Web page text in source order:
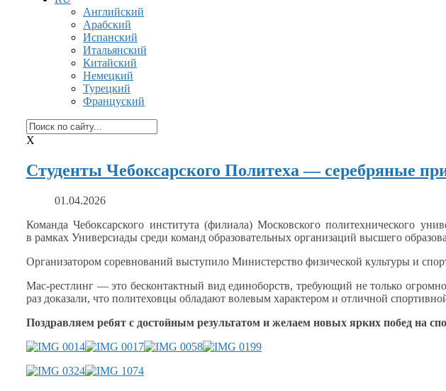
Английский
Арабский
Испанский
Итальянский
Китайский
Немецкий
Турецкий
Француский
X
Студенты Чебоксарского Политеха — серебряные
01.04.2026
Команда Чебоксарского института (филиала) Московского политехнического
в рамках Универсиады среди команд образовательных организаций высшего
Организатором соревнований выступило Министерство физической культуры и
Мас-рестлинг — это бесконтактный вид единоборств, требующий не только
раз доказали, что политеховцы обладают волевым характером и отличной
Поздравляем ребят с достойным результатом и желаем новых ярких побед на